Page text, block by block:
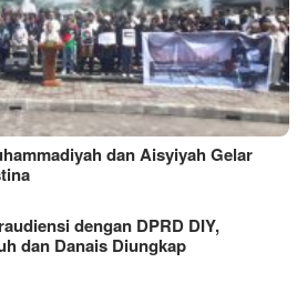
dan Aisyiyah Gelar
dengan DPRD DIY,
dan Danais Diungkap